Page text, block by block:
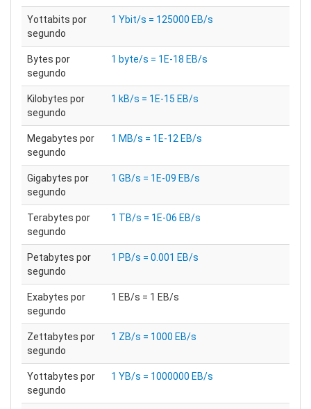
Yottabits por
segundo
1 Ybit/s = 125000 EB/s
Bytes por
segundo
1 byte/s = 1E-18 EB/s
Kilobytes por
segundo
1 kB/s = 1E-15 EB/s
Megabytes por
segundo
1 MB/s = 1E-12 EB/s
Gigabytes por
segundo
1 GB/s = 1E-09 EB/s
Terabytes por
segundo
1 TB/s = 1E-06 EB/s
Petabytes por
segundo
1 PB/s = 0.001 EB/s
Exabytes por
segundo
1 EB/s = 1 EB/s
Zettabytes por
segundo
1 ZB/s = 1000 EB/s
Yottabytes por
segundo
1 YB/s = 1000000 EB/s